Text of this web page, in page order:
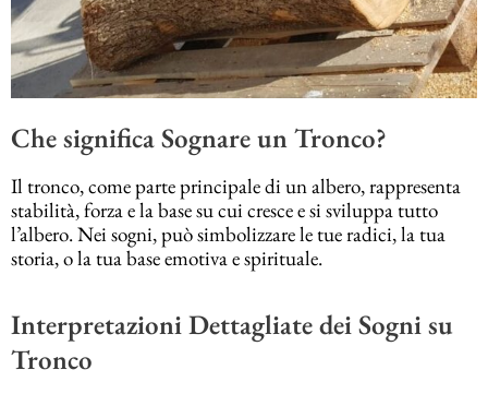
Che significa Sognare un Tronco?
Il tronco, come parte principale di un albero, rappresenta
stabilità, forza e la base su cui cresce e si sviluppa tutto
l’albero. Nei sogni, può simbolizzare le tue radici, la tua
storia, o la tua base emotiva e spirituale.
Interpretazioni Dettagliate dei Sogni su
Tronco